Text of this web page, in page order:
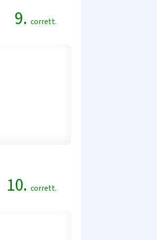
9. corrett.
10. corrett.